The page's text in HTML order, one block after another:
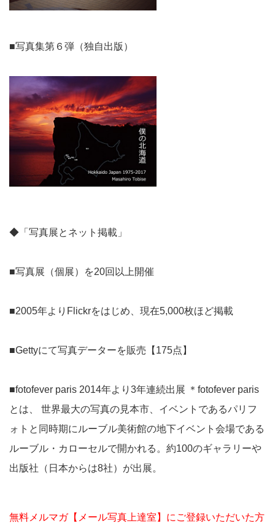
■写真集第６弾（独自出版）
◆「写真展とネット掲載」
■写真展（個展）を20回以上開催
■2005年よりFlickrをはじめ、現在5,000枚ほど掲載
■Gettyにて写真データーを販売【175点】
■fotofever paris 2014年より3年連続出展 ＊fotofever paris
とは、 世界最大の写真の見本市、イベントであるパリフ
ォトと同時期にルーブル美術館の地下イベント会場である
ルーブル・カローセルで開かれる。約100のギャラリーや
出版社（日本からは8社）が出展。
無料メルマガ【メール写真上達室】にご登録いただいた方